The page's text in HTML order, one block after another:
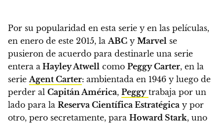
Por su popularidad en esta serie y en las películas,
en enero de este 2015, la ABC y Marvel se
pusieron de acuerdo para destinarle una serie
entera a Hayley Atwell como Peggy Carter, en la
serie Agent Carter: ambientada en 1946 y luego de
perder al Capitán América, Peggy trabaja por un
lado para la Reserva Científica Estratégica y por
otro, pero secretamente, para Howard Stark, uno